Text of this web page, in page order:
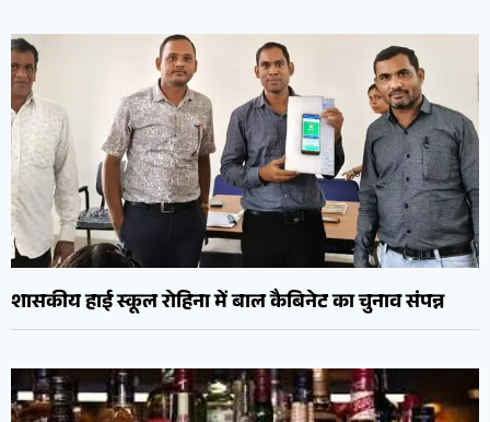
शासकीय हाई स्कूल रोहिना में बाल कैबिनेट का चुनाव संपन्न